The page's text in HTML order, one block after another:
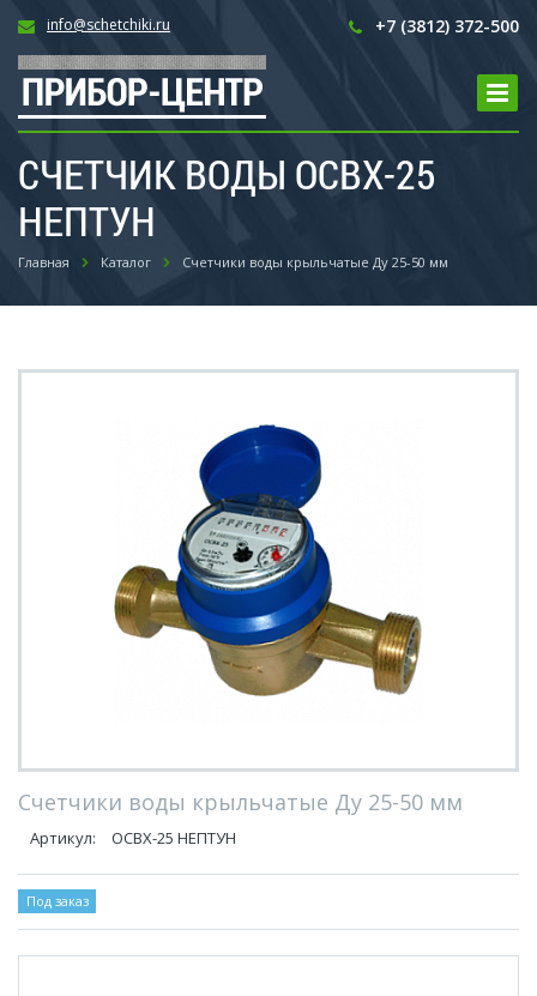
+7 (3812) 372-500
info@schetchiki.ru
СЧЕТЧИК ВОДЫ ОСВХ-25
НЕПТУН
Главная Каталог Счетчики воды крыльчатые Ду 25-50 мм
Счетчики воды крыльчатые Ду 25-50 мм
Артикул: ОСВХ-25 НЕПТУН
Под заказ